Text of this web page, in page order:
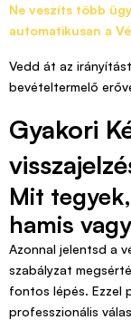
Ne veszíts több
automatikusan a
Vedd át az
bevételtermelő
Gyakori
Mit
hamis
Azonnal jelentsd a
szabályzat
fontos lépés. Ezzel
professzionális